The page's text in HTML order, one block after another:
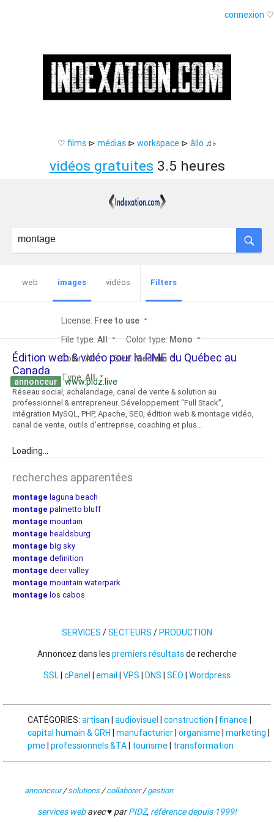
connexion ♡
♡ films ⊳ médias ⊳ workspace ⊳ âllo ♫♭
vidéos gratuites 3.5 heures
web images vidéos Filters
License: Free to use arrow_drop_down
File type: All arrow_drop_down Color type: Mono arrow_drop_down
Color:All arrow_drop_down Size: Medium arrow_drop_down
Type:All arrow_drop_down
Édition web & vidéo pour la PME du Québec au
Canada
annonceur www.pidz.live
Réseau social, achalandage, canal de vente & solution au
professionnel & entrepreneur. Développement “Full Stack”,
intégration MySQL, PHP, Apache, SEO, édition web & montage vidéo,
canal de vente, outils d'entreprise, coaching et plus…
Loading...
recherches apparentées
montage laguna beach
montage palmetto bluff
montage mountain
montage healdsburg
montage big sky
montage definition
montage deer valley
montage mountain waterpark
montage los cabos
SERVICES /SECTEURS /PRODUCTION
Annoncez dans lespremiers résultatsde recherche
SSL| cPanel | email | VPS | DNS | SEO | Wordpress
CATÉGORIES: artisan | audiovisuel | construction | finance|
capital humain & GRH | manufacturier| organisme| marketing |
pme| professionnels &TA| tourisme| transformation
annonceur/solutions/collaborer/gestion
services webavec ♥ parPIDZ, référence depuis 1999!